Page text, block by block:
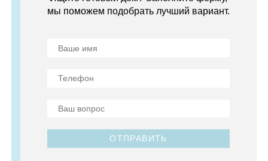
мы поможем подобрать лучший вариант.
ОТПРАВИТЬ